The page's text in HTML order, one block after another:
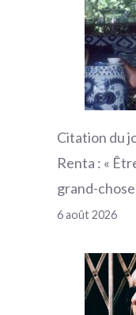
Citation du
Renta : «
grand-
6 août 2026